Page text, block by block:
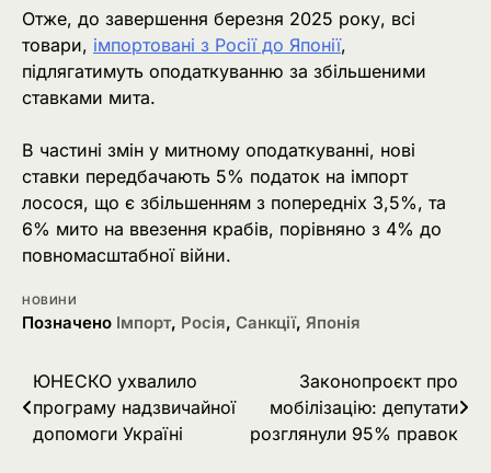
Отже, до завершення березня 2025 року, всі
товари, імпортовані з Росії до Японії,
підлягатимуть оподаткуванню за збільшеними
ставками мита.
В частині змін у митному оподаткуванні, нові
ставки передбачають 5% податок на імпорт
лосося, що є збільшенням з попередніх 3,5%, та
6% мито на ввезення крабів, порівняно з 4% до
повномасштабної війни.
НОВИНИ
Позначено Імпорт, Росія, Санкції, Японія
Навігація
записів
ЮНЕСКО ухвалило
програму надзвичайної
допомоги Україні
Законопроєкт про
мобілізацію: депутати
розглянули 95% правок